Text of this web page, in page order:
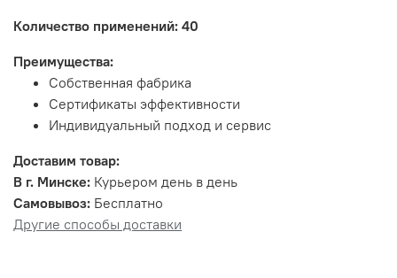
Количество применений: 40
Преимущества:
Собственная фабрика
Сертификаты эффективности
Индивидуальный подход и сервис
Доставим товар:
В г. Минске: Курьером день в день
Самовывоз: Бесплатно
Другие способы доставки